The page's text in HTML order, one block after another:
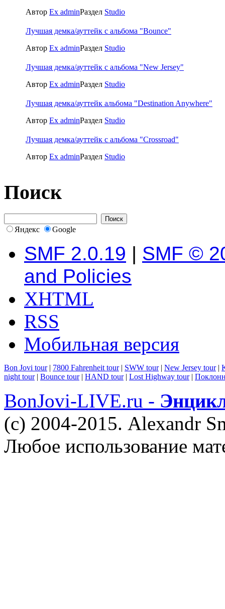
Автор Ex adminРаздел Studio
Лучшая демка/ауттейк с альбома "Bounce"
Автор Ex adminРаздел Studio
Лучшая демка/ауттейк с альбома "New Jersey"
Автор Ex adminРаздел Studio
Лучшая демка/ауттейк альбома "Destination Anywhere"
Автор Ex adminРаздел Studio
Лучшая демка/ауттейк с альбома "Crossroad"
Автор Ex adminРаздел Studio
Поиск
Яндекс Google
SMF 2.0.19 | SMF ©
and Policies
XHTML
RSS
Мобильная версия
Bon Jovi tour| 7800 Fahrenheit tour| SWW tour| New Jersey tour|
night tour| Bounce tour| HAND tour| Lost Highway tour|
BonJovi-LIVE.ru -
(c) 2004-2015. Alexandr
Любое использование